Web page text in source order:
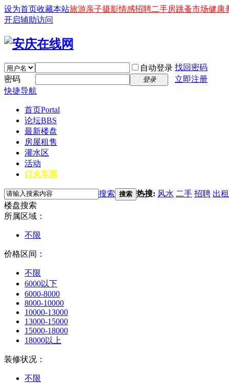
设为首页收藏本站旅游亲子摄影情感招聘二手房跳蚤市场健康
开启辅助访问
自动登录 找回密码
密码
登录
立即注册
快捷导航
首页Portal
论坛BBS
最新楼盘
房屋租售
灌水区
活动
订火车票
搜索 搜索 热搜: 风水 二手 招聘 出租
楼盘搜索
所属区域：
不限
价格区间：
不限
6000以下
6000-8000
8000-10000
10000-13000
13000-15000
15000-18000
18000以上
装修状况：
不限